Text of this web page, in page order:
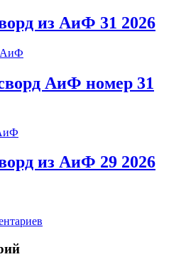
из АиФ 31 2026
АиФ номер 31
из АиФ 29 2026